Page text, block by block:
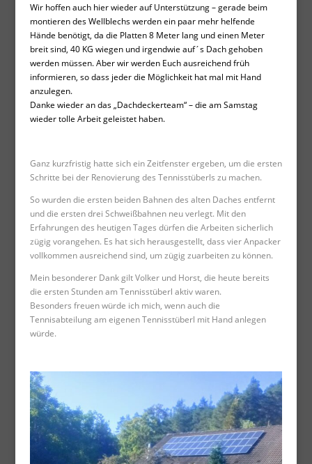
Wir hoffen auch hier wieder auf Unterstützung – gerade beim
montieren des Wellblechs werden ein paar mehr helfende
Hände benötigt, da die Platten 8 Meter lang und einen Meter
breit sind, 40 KG wiegen und irgendwie auf´s Dach gehoben
werden müssen. Aber wir werden Euch ausreichend früh
informieren, so dass jeder die Möglichkeit hat mal mit Hand
anzulegen.
Danke wieder an das „Dachdeckerteam“ – die am Samstag
wieder tolle Arbeit geleistet haben.
Ganz kurzfristig hatte sich ein Zeitfenster ergeben, um die ersten
Schritte bei der Renovierung des Tennisstüberls zu machen.
So wurden die ersten beiden Bahnen des alten Daches entfernt
und die ersten drei Schweißbahnen neu verlegt. Mit den
Erfahrungen des heutigen Tages dürfen die Arbeiten sicherlich
zügig vorangehen. Es hat sich herausgestellt, dass vier Anpacker
vollkommen ausreichend sind, um zügig zuarbeiten zu können.
Mein besonderer Dank gilt Volker und Horst, die heute bereits
die ersten Stunden am Tennisstüberl aktiv waren.
Besonders freuen würde ich mich, wenn auch die
Tennisabteilung am eigenen Tennisstüberl mit Hand anlegen
würde.